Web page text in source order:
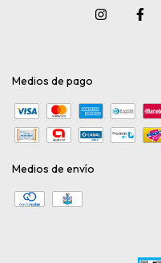
Medios de pago
Medios de envío